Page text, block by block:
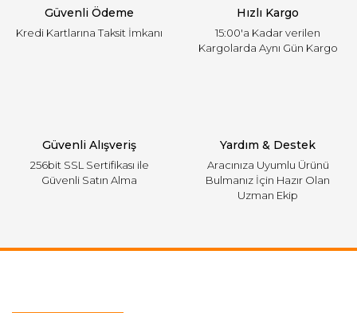
Güvenli Ödeme
Kredi Kartlarına Taksit İmkanı
Hızlı Kargo
15:00'a Kadar verilen
Kargolarda Aynı Gün Kargo
Güvenli Alışveriş
256bit SSL Sertifikası ile
Güvenli Satın Alma
Yardım & Destek
Aracınıza Uyumlu Ürünü
Bulmanız İçin Hazır Olan
Uzman Ekip